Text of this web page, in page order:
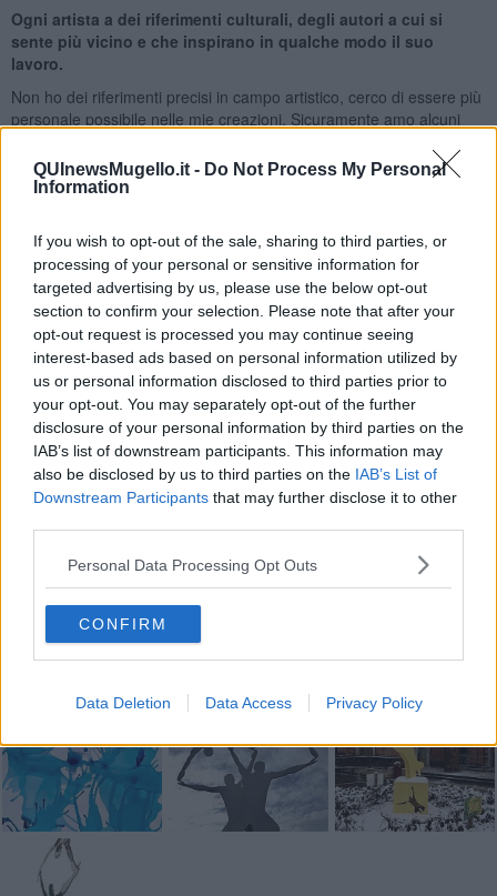
QUInewsMugello.it - Do Not Process My Personal
Information
If you wish to opt-out of the sale, sharing to third parties, or
processing of your personal or sensitive information for
targeted advertising by us, please use the below opt-out
section to confirm your selection. Please note that after your
opt-out request is processed you may continue seeing
interest-based ads based on personal information utilized by
us or personal information disclosed to third parties prior to
your opt-out. You may separately opt-out of the further
disclosure of your personal information by third parties on the
IAB’s list of downstream participants. This information may
also be disclosed by us to third parties on the IAB’s List of
Downstream Participants that may further disclose it to other
Personal Data Processing Opt Outs
CONFIRM
Data Deletion Data Access Privacy Policy
Ogni artista a dei riferimenti culturali, degli autori a cui si
sente più vicino e che inspirano in qualche modo il suo
lavoro.
Non ho dei riferimenti precisi in campo artistico, cerco di essere più
personale possibile nelle mie creazioni. Sicuramente amo alcuni
opera non guardo nessuno, cerco di trovare una mia strada.
Adesso sto recitando, come protagonista, in un film e questa
Cosa influenza la tua arte ?
Niente influenza la mia espressività artistica a parte i miei umori. La
mia è un’arte vissuta a tutto tondo, sento di appartenere alla
poetica di riferimento, ma non solo. La costante della mia ricerca,
spazia dal figurativo all’astrazione con molti simboli costantemente
presenti.
Riccardo Ferrucci
Se vuoi leggere le notizie principali della Toscana iscriviti alla
Newsletter QUInews - ToscanaMedia.Arriva gratis tutti i giorni
alle 20:00 direttamente nella tua casella di posta.
Basta cliccareQUI